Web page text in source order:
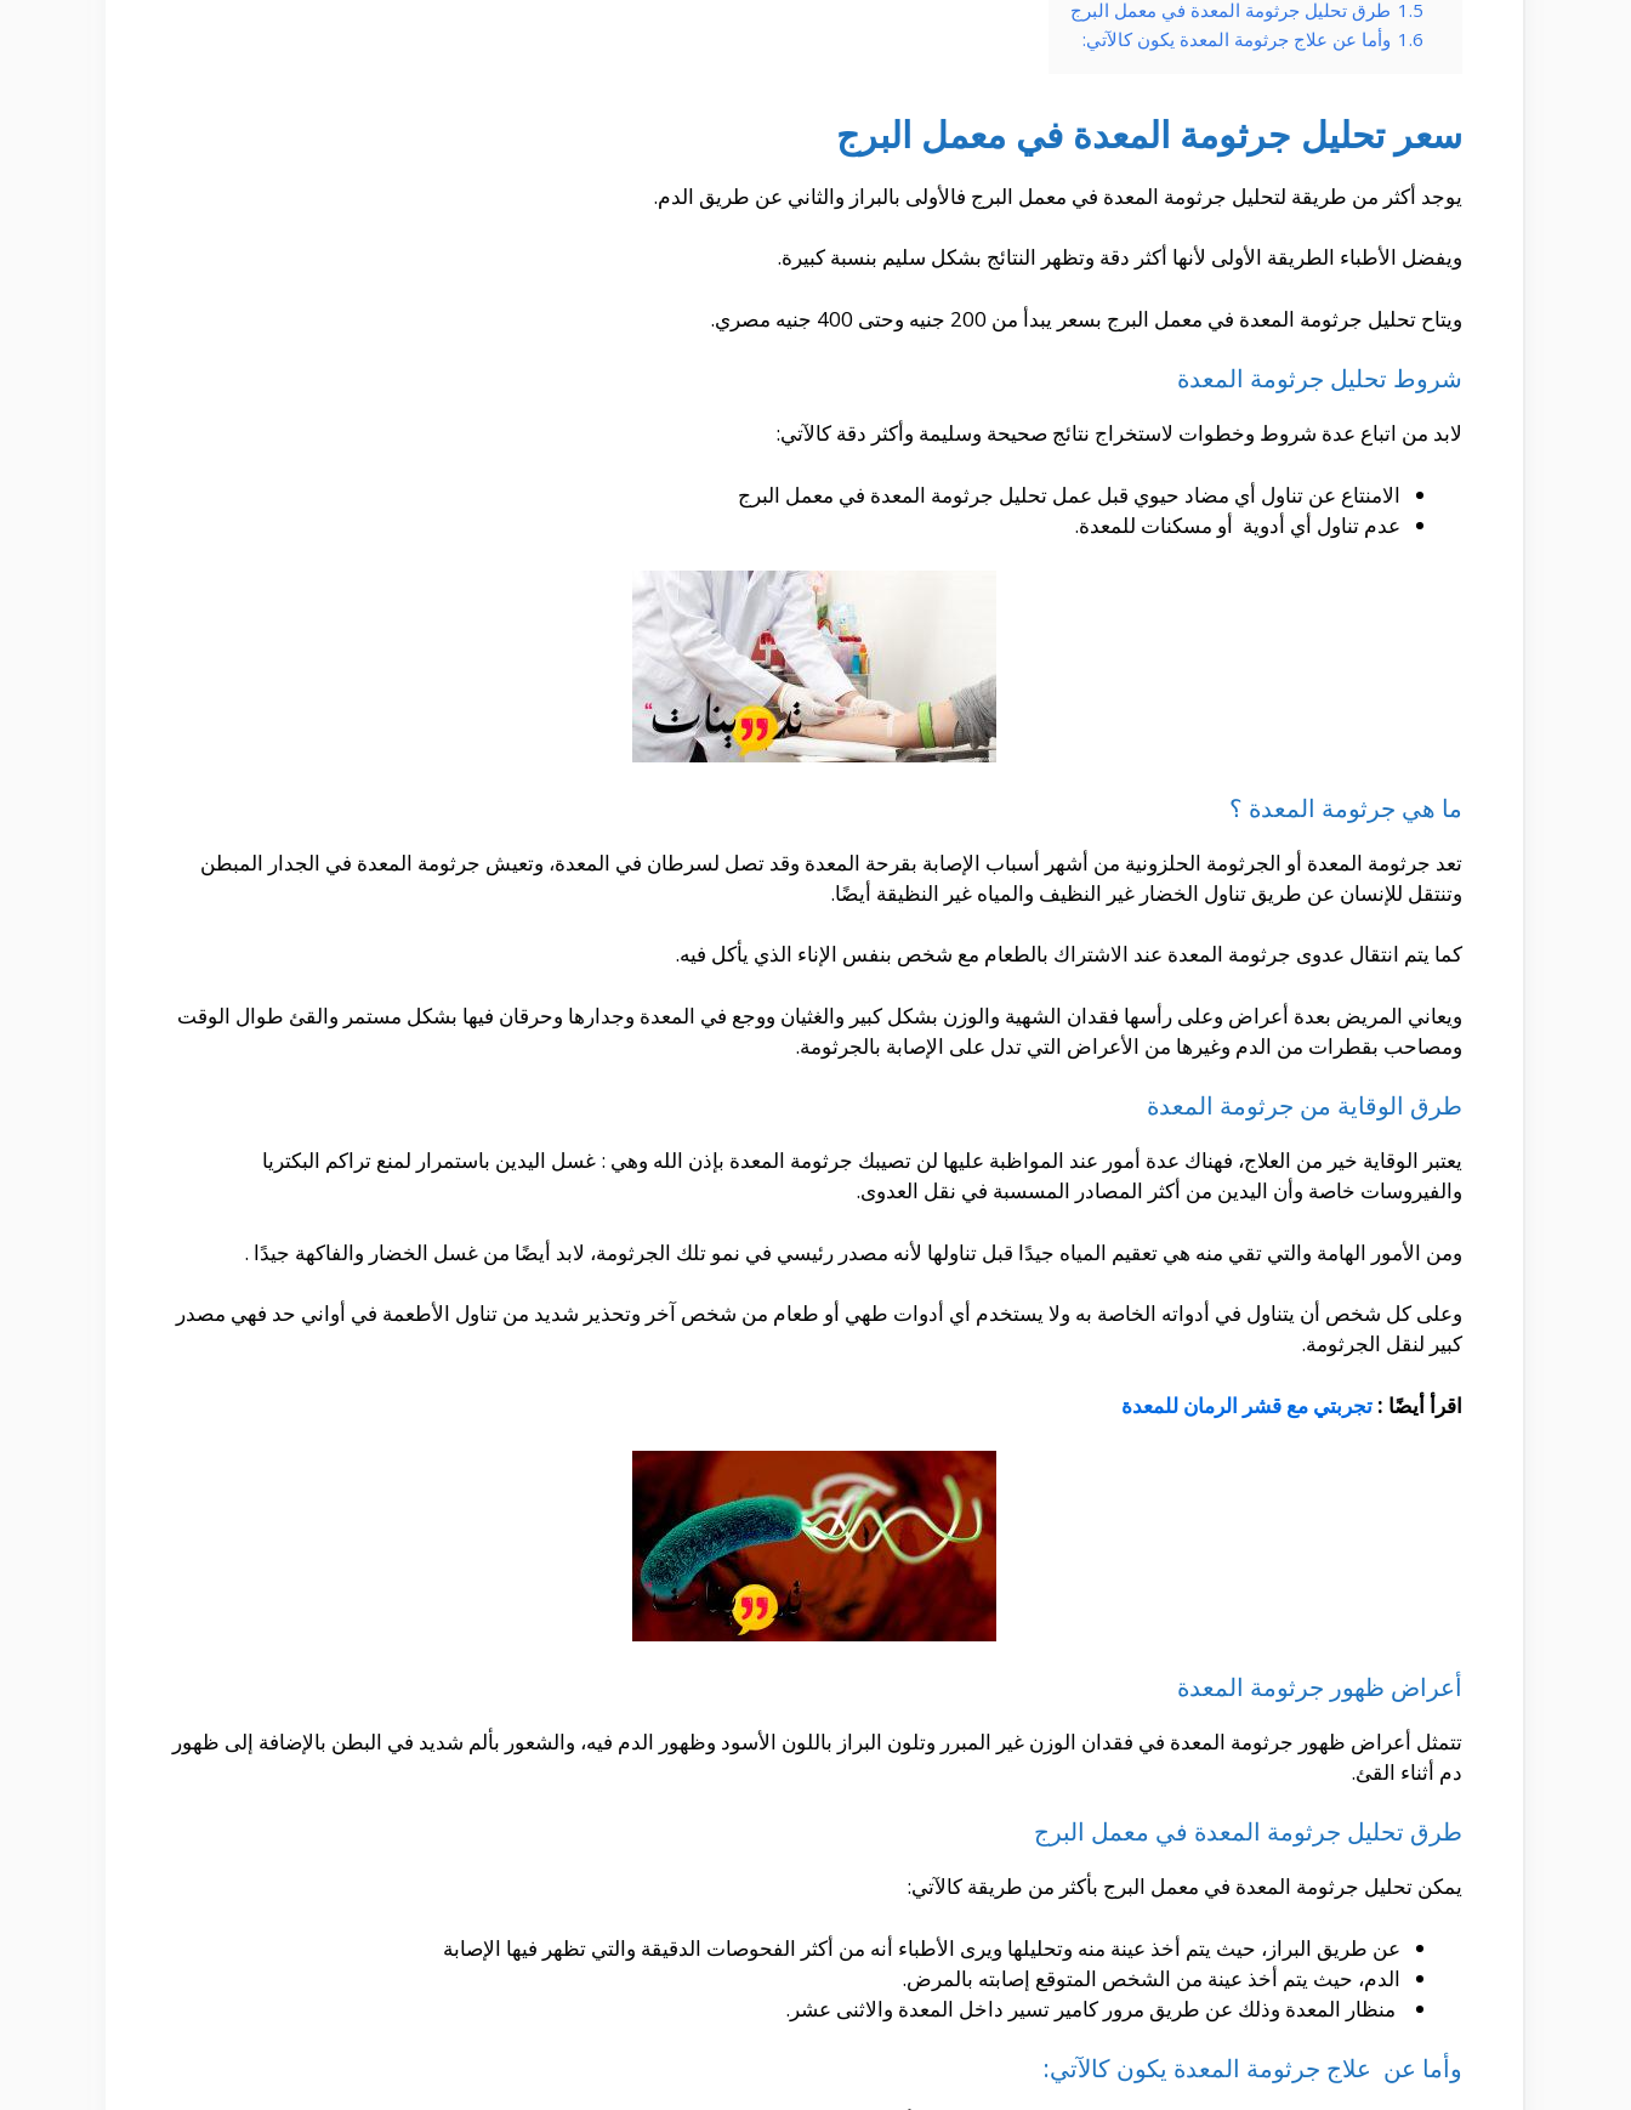
1.5 طرق تحليل جرثومة المعدة في معمل البرج
1.6 وأما عن علاج جرثومة المعدة يكون كالآتي:
سعر تحليل جرثومة المعدة في معمل البرج
يوجد أكثر من طريقة لتحليل جرثومة المعدة في معمل البرج فالأولى بالبراز والثاني عن طريق الدم.
ويفضل الأطباء الطريقة الأولى لأنها أكثر دقة وتظهر النتائج بشكل سليم بنسبة كبيرة.
ويتاح تحليل جرثومة المعدة في معمل البرج بسعر يبدأ من 200 جنيه وحتى 400 جنيه مصري.
شروط تحليل جرثومة المعدة
لابد من اتباع عدة شروط وخطوات لاستخراج نتائج صحيحة وسليمة وأكثر دقة كالآتي:
الامنتاع عن تناول أي مضاد حيوي قبل عمل تحليل جرثومة المعدة في معمل البرج
عدم تناول أي أدوية أو مسكنات للمعدة.
ما هي جرثومة المعدة ؟
تعد جرثومة المعدة أو الجرثومة الحلزونية من أشهر أسباب الإصابة بقرحة المعدة وقد تصل لسرطان في المعدة، وتعيش جرثومة المعدة في الجدار المبطن
وتنتقل للإنسان عن طريق تناول الخضار غير النظيف والمياه غير النظيقة أيضًا.
كما يتم انتقال عدوى جرثومة المعدة عند الاشتراك بالطعام مع شخص بنفس الإناء الذي يأكل فيه.
ويعاني المريض بعدة أعراض وعلى رأسها فقدان الشهية والوزن بشكل كبير والغثيان ووجع في المعدة وجدارها وحرقان فيها بشكل مستمر والقئ طوال الوقت
ومصاحب بقطرات من الدم وغيرها من الأعراض التي تدل على الإصابة بالجرثومة.
طرق الوقاية من جرثومة المعدة
يعتبر الوقاية خير من العلاج، فهناك عدة أمور عند المواظبة عليها لن تصيبك جرثومة المعدة بإذن الله وهي : غسل اليدين باستمرار لمنع تراكم البكتريا
والفيروسات خاصة وأن اليدين من أكثر المصادر المسسبة في نقل العدوى.
ومن الأمور الهامة والتي تقي منه هي تعقيم المياه جيدًا قبل تناولها لأنه مصدر رئيسي في نمو تلك الجرثومة، لابد أيضًا من غسل الخضار والفاكهة جيدًا .
وعلى كل شخص أن يتناول في أدواته الخاصة به ولا يستخدم أي أدوات طهي أو طعام من شخص آخر وتحذير شديد من تناول الأطعمة في أواني حد فهي مصدر
كبير لنقل الجرثومة.
اقرأ أيضًا : تجربتي مع قشر الرمان للمعدة
أعراض ظهور جرثومة المعدة
تتمثل أعراض ظهور جرثومة المعدة في فقدان الوزن غير المبرر وتلون البراز باللون الأسود وظهور الدم فيه، والشعور بألم شديد في البطن بالإضافة إلى ظهور
دم أثناء القئ.
طرق تحليل جرثومة المعدة في معمل البرج
يمكن تحليل جرثومة المعدة في معمل البرج بأكثر من طريقة كالآتي:
عن طريق البراز، حيث يتم أخذ عينة منه وتحليلها ويرى الأطباء أنه من أكثر الفحوصات الدقيقة والتي تظهر فيها الإصابة
الدم، حيث يتم أخذ عينة من الشخص المتوقع إصابته بالمرض.
منظار المعدة وذلك عن طريق مرور كامير تسير داخل المعدة والاثنى عشر.
وأما عن علاج جرثومة المعدة يكون كالآتي: